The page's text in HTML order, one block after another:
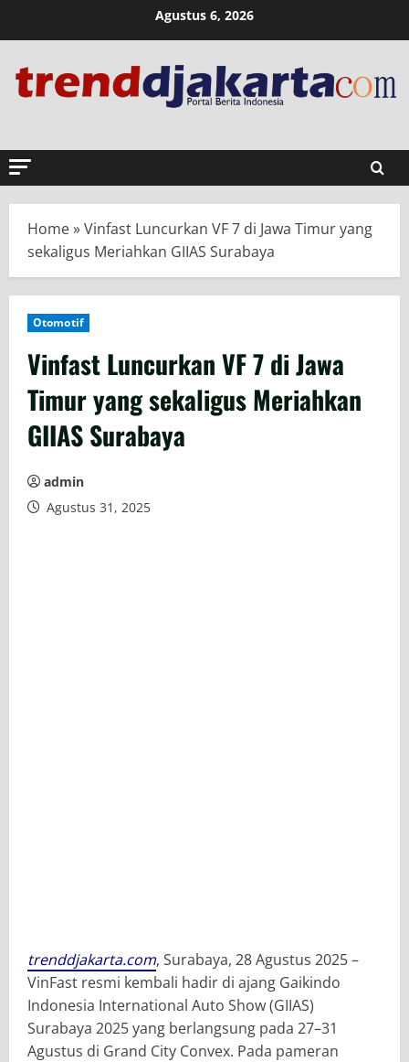
Agustus 6, 2026
Home»Vinfast Luncurkan VF 7 di Jawa Timur yang
sekaligus Meriahkan GIIAS Surabaya
Otomotif
Vinfast Luncurkan VF 7 di Jawa
Timur yang sekaligus Meriahkan
GIIAS Surabaya
admin
Agustus 31, 2025
trenddjakarta.com, Surabaya, 28 Agustus 2025 –
VinFast resmi kembali hadir di ajang Gaikindo
Indonesia International Auto Show (GIIAS)
Surabaya 2025 yang berlangsung pada 27–31
Agustus di Grand City Convex. Pada pameran